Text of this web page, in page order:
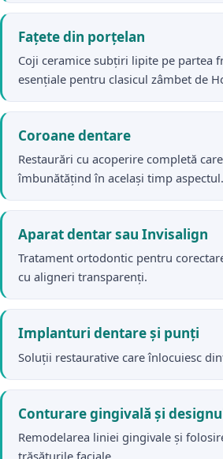
Fațete din porțelan
Coji ceramice subțiri lipite pe partea
esențiale pentru clasicul zâmbet de
Coroane dentare
Restaurări cu acoperire completă
îmbunătățind în același timp aspectul.
Aparat dentar sau Invisalign
Tratament ortodontic pentru
cu aligneri transparenți.
Implanturi dentare și punți
Soluții restaurative care înlocuiesc
Conturare gingivală și
Remodelarea liniei gingivale și
trăsăturile faciale.